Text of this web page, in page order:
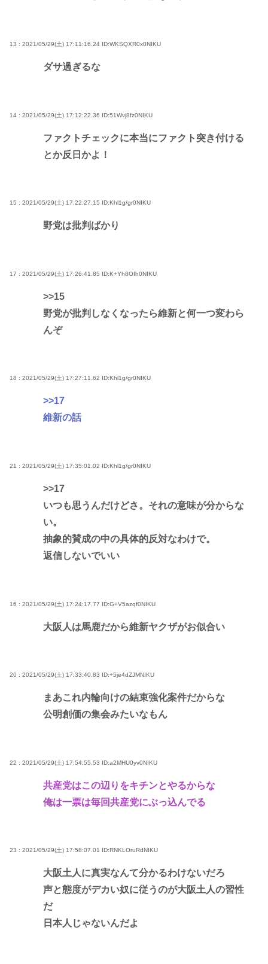
13 : 2021/05/29(土) 17:11:16.24 ID:WKSQXR0x0NIKU
ダサ過ぎるな
14 : 2021/05/29(土) 17:12:22.36 ID:51Wvj8fz0NIKU
ファクトチェックに本当にファクト突き付ける
とか反日かよ！
15 : 2021/05/29(土) 17:22:27.15 ID:Khl1g/gr0NIKU
野党は批判ばかり
17 : 2021/05/29(土) 17:26:41.85 ID:K+Yh8OIh0NIKU
>>15
野党が批判しなくなったら維新と何一つ変わら
んぞ
18 : 2021/05/29(土) 17:27:11.62 ID:Khl1g/gr0NIKU
>>17
維新の話
21 : 2021/05/29(土) 17:35:01.02 ID:Khl1g/gr0NIKU
>>17
いつも思うんだけどさ。それの意味が分からな
い。
抽象的賛成の中の具体的反対なわけで。
返信しないでいい
16 : 2021/05/29(土) 17:24:17.77 ID:G+V5azqf0NIKU
大阪人は馬鹿だから維新ヤクザがお似合い
20 : 2021/05/29(土) 17:33:40.83 ID:+5je4dZJMNIKU
まあこれ内輪向けの結束強化案件だからな
公明創価の集会みたいなもん
22 : 2021/05/29(土) 17:54:55.53 ID:a2MHU0yv0NIKU
共産党はこの辺りをキチンとやるからな
俺は一票は毎回共産党にぶっ込んでる
23 : 2021/05/29(土) 17:58:07.01 ID:RNKLOruRdNIKU
大阪土人に真実なんて分かるわけないだろ
声と態度がデカい奴に従うのが大阪土人の習性
だ
日本人じゃないんだよ